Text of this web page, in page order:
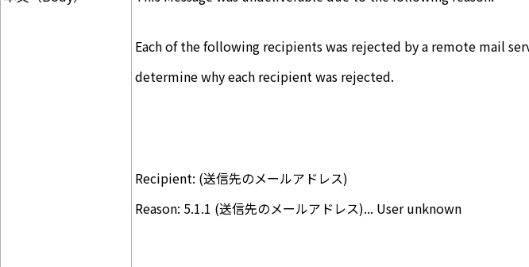
Each of the following recipients was rejected by a remote mail
determine why each recipient was rejected.
Recipient: (送信先のメールアドレス)
Reason: 5.1.1 (送信先のメールアドレス)... User unknown